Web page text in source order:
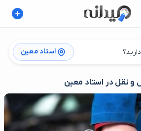
استاد معین
و نقل در استاد معین